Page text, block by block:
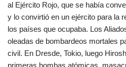
al Ejército Rojo, que se había
y lo convirtió en un ejército para la
los países que ocupaba. Los
oleadas de bombardeos mortales
civil. En Dresde, Tokio, luego
primeras bombas atómicas,